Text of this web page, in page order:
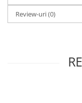
Review-uri(0)